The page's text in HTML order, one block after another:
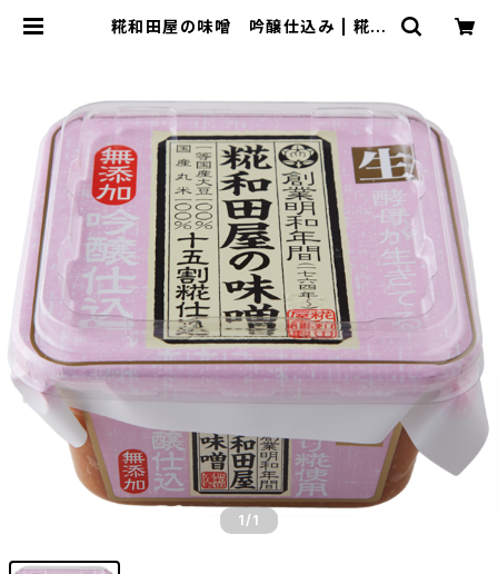
糀和田屋の味噌 吟醸仕込み | 糀和
1/1